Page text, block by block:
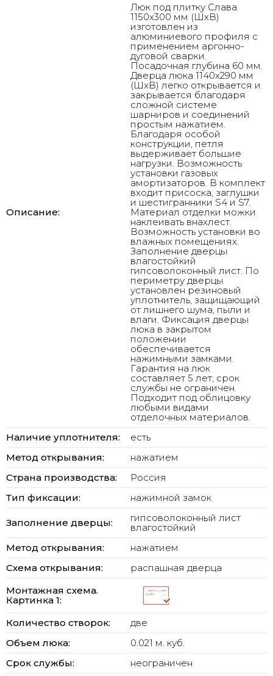
Описание:
Люк под плитку Слава
1150х300 мм (ШхВ)
изготовлен из
алюминиевого профиля с
применением аргонно-
дуговой сварки.
Посадочная глубина 60 мм.
Дверца люка 1140х290 мм
(ШхВ) легко открывается и
закрывается благодаря
сложной системе
шарниров и соединений
простым нажатием.
Благодаря особой
конструкции, петля
выдерживает большие
нагрузки. Возможность
установки газовых
амортизаторов. В комплект
входит присоска, заглушки
и шестигранники S4 и S7.
Материал отделки можки
наклеивать внахлест.
Возможность установки во
влажных помещениях.
Заполнение дверцы
влагостойкий
гипсоволоконный лист. По
периметру дверцы
установлен резиновый
уплотнитель, защищающий
от лишнего шума, пыли и
влаги. Фиксация дверцы
люка в закрытом
положении
обеспечивается
нажимными замками.
Гарантия на люк
составляет 5 лет, срок
службы не ограничен.
Подходит под облицовку
любыми видами
отделочных материалов.
Наличие уплотнителя:
есть
Метод открывания:
нажатием
Страна производства:
Россия
Тип фиксации:
нажимной замок
Заполнение дверцы:
гипсоволоконный лист
влагостойкий
Метод открывания:
нажатием
Схема открывания:
распашная дверца
Монтажная схема.
Картинка 1:
Количество створок:
две
Объем люка:
0.021 м. куб.
Срок службы:
неограничен